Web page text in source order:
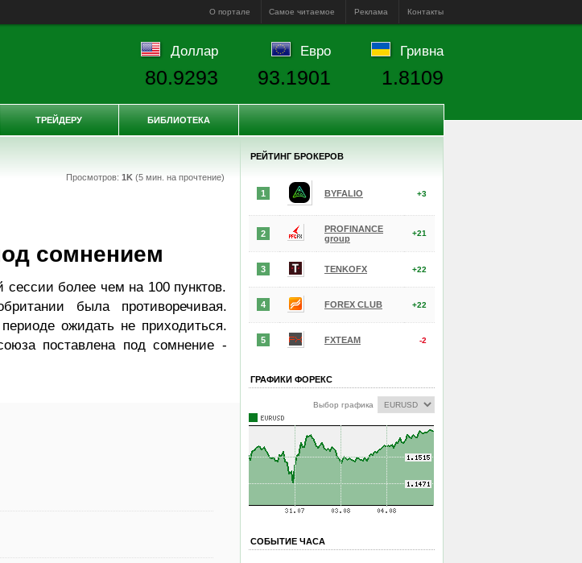
О портале Самое читаемое Реклама Контакты
Просмотров: 1K(5 мин. на прочтение)
сомнением
сессии более чем на 100 пунктов.
была противоречивая.
ожидать не приходиться.
поставлена под сомнение -
РЕЙТИНГ БРОКЕРОВ
1 BYFALIO +3
2
PROFINANCE
group
+21
3 TENKOFX +22
4 FOREX CLUB +22
5 FXTEAM -2
ГРАФИКИ ФОРЕКС
Выбор графика
СОБЫТИЕ ЧАСА
Доллар
80.9293
Евро
93.1901
Гривна
1.8109
ТРЕЙДЕРУ БИБЛИОТЕКА